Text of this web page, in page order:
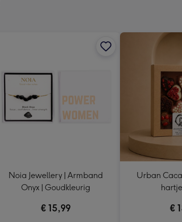
Noia Jewellery | Armband
Onyx | Goudkleurig
€ 15,99
Urban
€